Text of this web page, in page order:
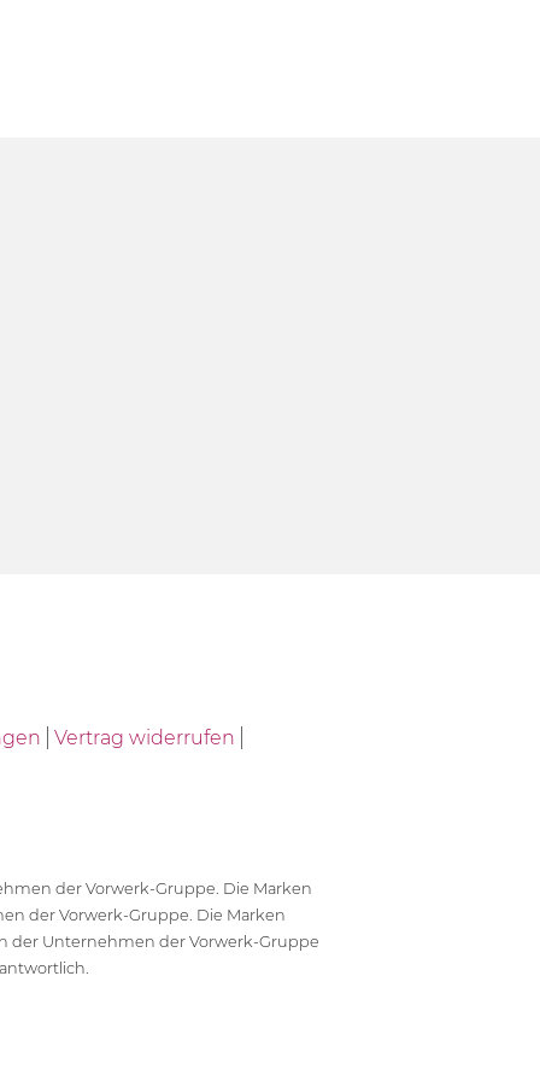
Vertrag widerrufen
der Vorwerk-Gruppe. Die Marken
der Vorwerk-Gruppe. Die Marken
der Unternehmen der Vorwerk-Gruppe